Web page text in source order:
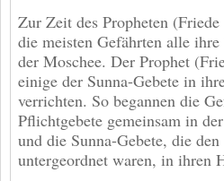
Zur Zeit des Propheten
die meisten Gefährten alle
der Moschee. Der Prophet
einige der Sunna-Gebete in
verrichten. So begannen die
Pflichtgebete gemeinsam in
und die Sunna-Gebete, die
untergeordnet waren, in ihren